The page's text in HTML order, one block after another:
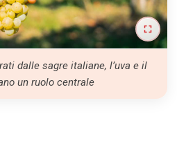
dalle sagre italiane, l’uva e il
un ruolo centrale